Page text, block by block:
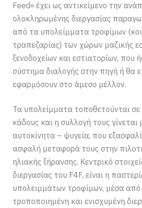
Feed» έχει ως αντικείμενο την
ολοκληρωμένης διεργασίας
από τα υπολείμματα τροφίμων
τραπεζαρίας) των χώρων μαζικής
ξενοδοχείων και εστιατορίων, που
σύστημα διαλογής στην πηγή ή θα
εφαρμόσουν στο άμεσο μέλλον.
Τα υπολείμματα τοποθετούνται σε
κάδους και η συλλογή τους γίνεται
αυτοκίνητα – ψυγεία, που
ασφαλή μεταφορά τους στην
ηλιακής ξήρανσης. Κεντρικό
διεργασίας του F4F, είναι η
υπολειμμάτων τροφίμων, μέσα από
τροποποιημένη και ενισχυμένη